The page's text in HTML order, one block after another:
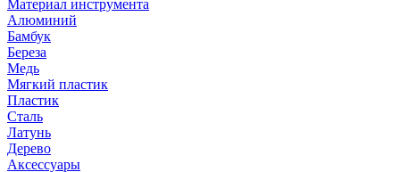
Материал инструмента
Алюминий
Бамбук
Береза
Медь
Мягкий пластик
Пластик
Сталь
Латунь
Дерево
Аксессуары